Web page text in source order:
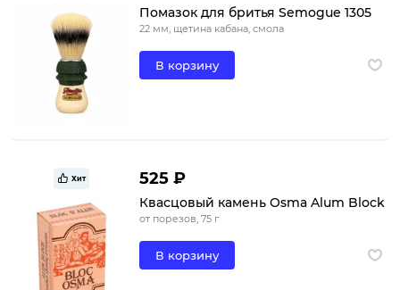
Помазок для бритья Semogue 1305
22 мм, щетина кабана, смола
В корзину
Хит 525 ₽
Квасцовый камень Osma Alum Block
от порезов, 75 г
В корзину